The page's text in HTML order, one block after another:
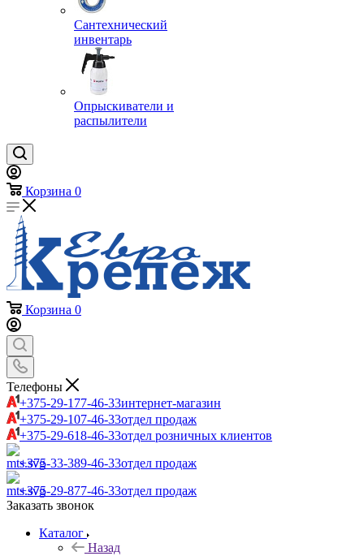
Сантехнический
инвентарь
Опрыскиватели и
распылители
Корзина 0
Корзина 0
Телефоны
+375-29-177-46-33интернет-магазин
+375-29-107-46-33отдел продаж
+375-29-618-46-33отдел розничных клиентов
+375-33-389-46-33отдел продаж
+375-29-877-46-33отдел продаж
Заказать звонок
Каталог
Назад